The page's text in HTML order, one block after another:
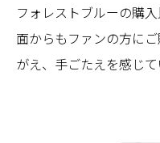
フォレストブルーの購
面からもファンの方に
がえ、手ごたえを感じて